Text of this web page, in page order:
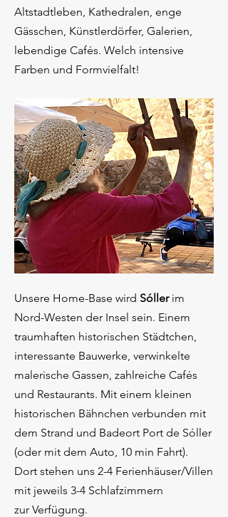
Altstadtleben, Kathedralen, enge
Gässchen, Künstlerdörfer, Galerien,
lebendige Cafés. Welch intensive
Farben und Formvielfalt!
​Unsere Home-Base wird Sóllerim
Nord-Westen der Insel sein. Einem
traumhaften historischen Städtchen,
interessante Bauwerke, verwinkelte
malerische Gassen, zahlreiche Cafés
und Restaurants. Mit einem kleinen
historischen Bähnchen verbunden mit
dem Strand und Badeort Port de Sóller
(oder mit dem Auto, 10 min Fahrt).
Dort stehen uns 2-4 Ferienhäuser/Villen
mit jeweils 3-4 Schlafzimmern
zur Verfügung.